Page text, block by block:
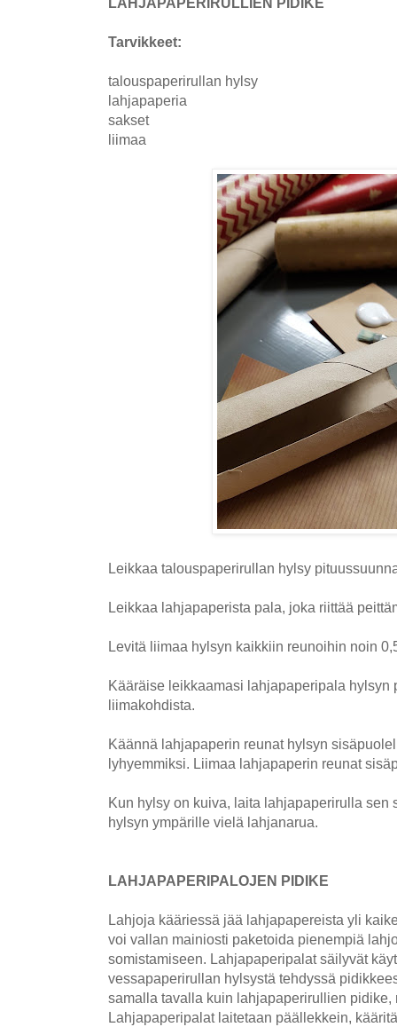
Tarvikkeet:
talouspaperirullan hylsy
lahjapaperia
sakset
liimaa
Leikkaa talouspaperirullan hylsy
Leikkaa lahjapaperista pala, joka riittää
Levitä liimaa hylsyn kaikkiin reunoihin noin
Kääräise leikkaamasi lahjapaperipala hylsyn
liimakohdista.
Käännä lahjapaperin reunat hylsyn
lyhyemmiksi. Liimaa lahjapaperin reunat
Kun hylsy on kuiva, laita lahjapaperirulla sen
hylsyn ympärille vielä lahjanarua.
LAHJAPAPERIPALOJEN PIDIKE
Lahjoja kääriessä jää lahjapapereista yli
voi vallan mainiosti paketoida pienempiä
somistamiseen. Lahjapaperipalat säilyvät
vessapaperirullan hylsystä tehdyssä
samalla tavalla kuin lahjapaperirullien pidike,
Lahjapaperipalat laitetaan päällekkein,